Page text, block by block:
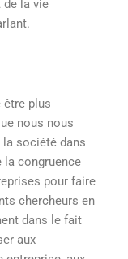
la vie
être plus
nous nous
société dans
la congruence
pour faire
chercheurs en
dans le fait
aux